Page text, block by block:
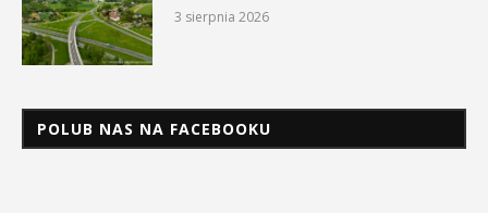
3 sierpnia 2026
POLUB NAS NA FACEBOOKU